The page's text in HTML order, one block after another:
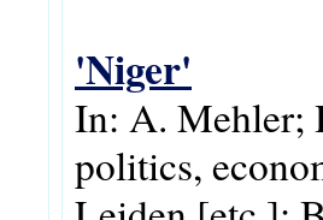
'Niger'
In: A. Mehler;
politics,